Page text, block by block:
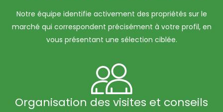
Notre équipe identifie activement des propriétés sur le
marché qui correspondent précisément à votre profil, en
vous présentant une sélection ciblée.
Organisation des visites et conseils